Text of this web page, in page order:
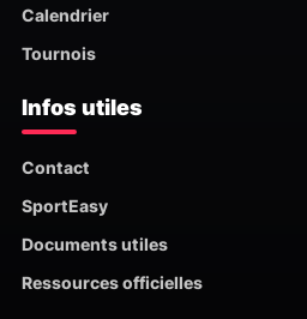
Calendrier
Tournois
Infos utiles
Contact
SportEasy
Documents utiles
Ressources officielles